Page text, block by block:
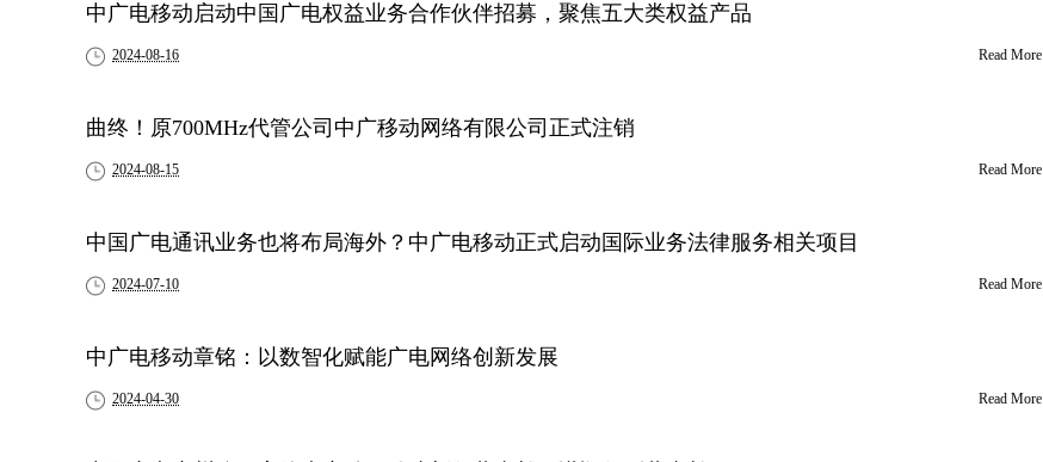
中广电移动启动中国广电权益业务合作伙伴招募，聚焦五大类权益产品
2024-08-16 Read More
曲终！原700MHz代管公司中广移动网络有限公司正式注销
2024-08-15 Read More
中国广电通讯业务也将布局海外？中广电移动正式启动国际业务法律服务相关项目
2024-07-10 Read More
中广电移动章铭：以数智化赋能广电网络创新发展
2024-04-30 Read More